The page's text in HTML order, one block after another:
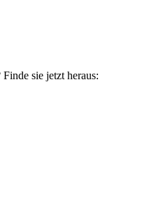
Finde sie jetzt heraus: